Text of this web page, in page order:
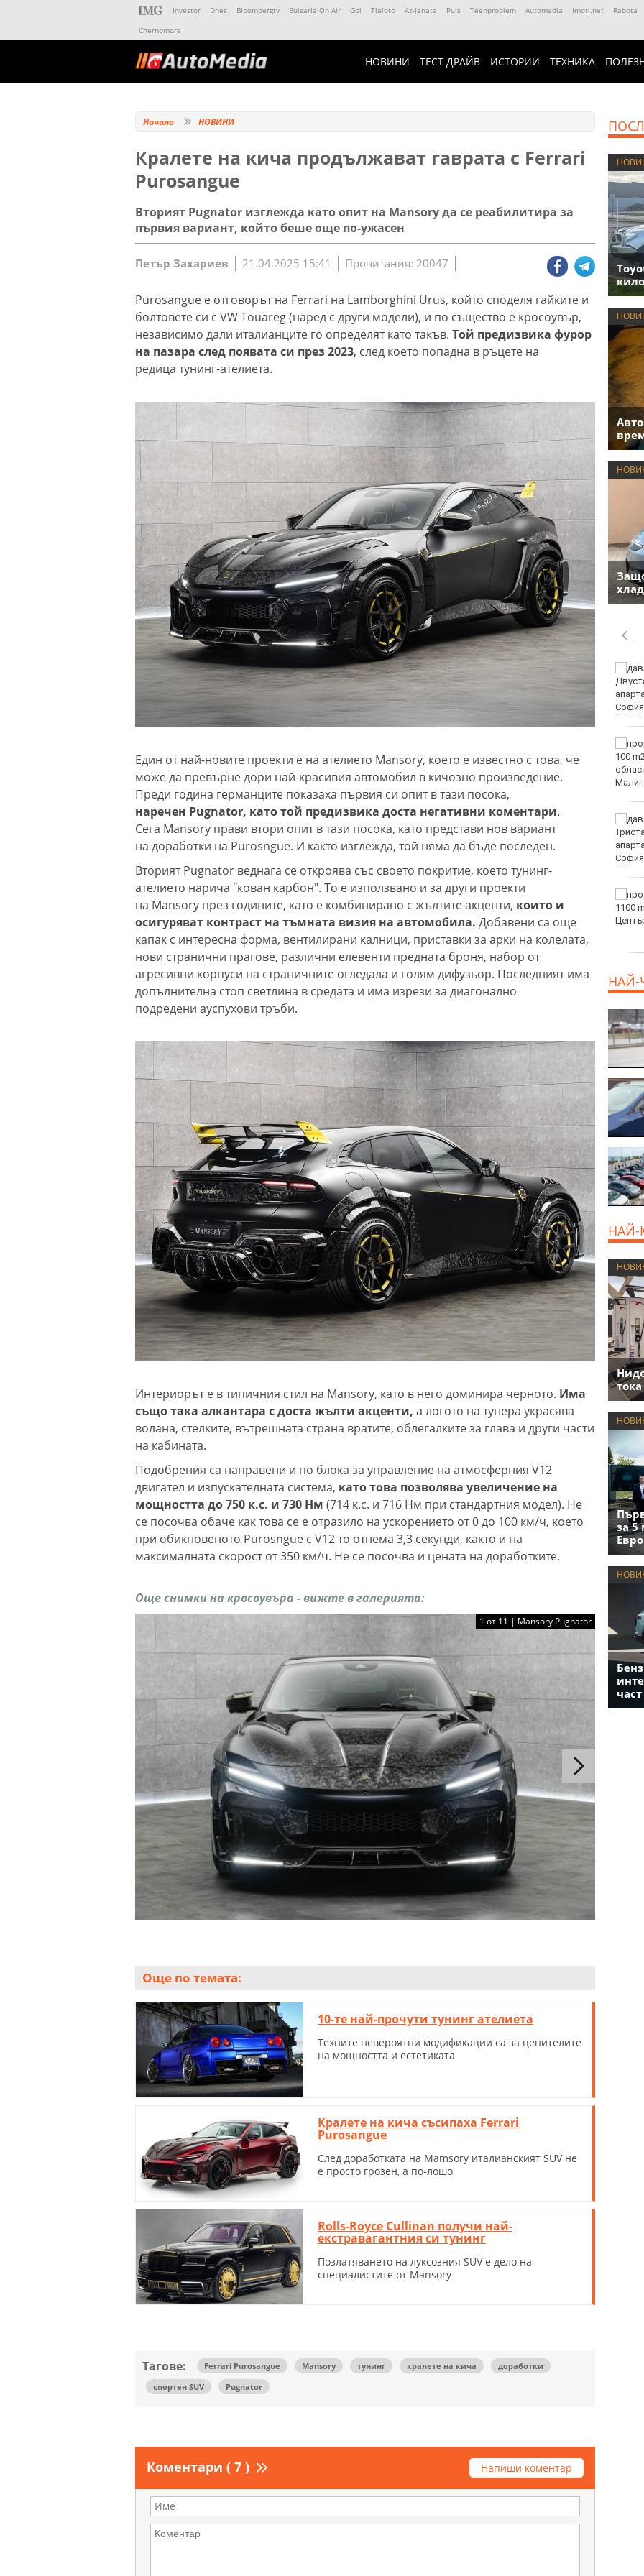
Investor Dnes Bloombergtv Bulgaria On Air Gol Tialoto Az-jenata Puls Teenproblem Automedia Imoti.net Rabota
Chernomore
НОВИНИ ТЕСТ ДРАЙВ ИСТОРИИ ТЕХНИКА
Начало НОВИНИ
Кралете на кича продължават гаврата с Ferrari
Purosangue
Вторият Pugnator изглежда като опит на Mansory да се реабилитира за
първия вариант, който беше още по-ужасен
Петър Захариев 21.04.2025 15:41 Прочитания: 20047
Purosangue е отговорът на Ferrari на Lamborghini Urus, който споделя гайките и
болтовете си с VW Touareg (наред с други модели), и по същество е кросоувър,
независимо дали италианците го определят като такъв. Той предизвика фурор
на пазара след появата си през 2023, след което попадна в ръцете на
редица тунинг-ателиета.
Един от най-новите проекти е на ателието Mansory, което е известно с това, че
може да превърне дори най-красивия автомобил в кичозно произведение.
Преди година германците показаха първия си опит в тази посока,
наречен Pugnator, като той предизвика доста негативни коментари.
Сега Mansory прави втори опит в тази посока, като представи нов вариант
на доработки на Purosngue. И както изглежда, той няма да бъде последен.
Вторият Pugnator веднага се откроява със своето покритие, което тунинг-
ателието нарича "кован карбон". То е използвано и за други проекти
на Mansory през годините, като е комбинирано с жълтите акценти, които и
осигуряват контраст на тъмната визия на автомобила. Добавени са още
капак с интересна форма, вентилирани калници, приставки за арки на колелата,
нови странични прагове, различни елевенти предната броня, набор от
агресивни корпуси на страничните огледала и голям дифузьор. Последният има
допълнителна стоп светлина в средата и има изрези за диагонално
подредени ауспухови тръби.
Интериорът е в типичния стил на Mansory, като в него доминира черното. Има
също така алкантара с доста жълти акценти, а логото на тунера украсява
волана, стелките, вътрешната страна вратите, облегалките за глава и други части
на кабината.
Подобрения са направени и по блока за управление на атмосферния V12
двигател и изпускателната система, като това позволява увеличение на
мощността до 750 к.с. и 730 Нм (714 к.с. и 716 Нм при стандартния модел). Не
се посочва обаче как това се е отразило на ускорението от 0 до 100 км/ч, което
при обикновеното Purosngue с V12 то отнема 3,3 секунди, както и на
максималната скорост от 350 км/ч. Не се посочва и цената на доработките.
Още снимки на кросоувъра - вижте в галерията:
1 от 11 | Mansory Pugnator
Още по темата:
10-те най-прочути тунинг ателиета
Техните невероятни модификации са за ценителите
на мощността и естетиката
Кралете на кича съсипаха Ferrari
Purosangue
След доработката на Mamsory италианският SUV не
е просто грозен, а по-лошо
Rolls-Royce Cullinan получи най-
екстравагантния си тунинг
Позлатяването на луксозния SUV е дело на
специалистите от Mansory
Тагове: Ferrari Purosangue Mansory тунинг кралете на кича
доработки
спортен SUV
Pugnator
Коментари ( 7 ) Напиши коментар
Двоен ръст на чревните
инфекции за седмица
проведе тази събота в
Варна
Тази събота: откриват
ловния сезон за пернат
дивеч
ФК Девня гостува на
Атлетик (Провадия) за
Аматьорската купа
НАЙ-
НАЙ-
за 5
част